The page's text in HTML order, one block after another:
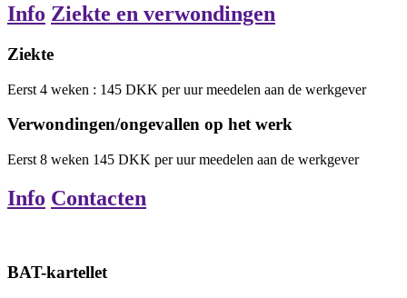
Info Ziekte en verwondingen
Ziekte
Eerst 4 weken : 145 DKK per uurmeedelen aan de werkgever
Verwondingen/ongevallen op het werk
Eerst 8 weken 145 DKK per uurmeedelen aan de werkgever
Info Contacten
BAT-kartellet